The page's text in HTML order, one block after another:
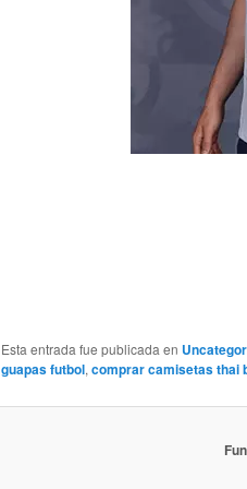
Esta entrada fue publicada en
guapas futbol,comprar camisetas thai